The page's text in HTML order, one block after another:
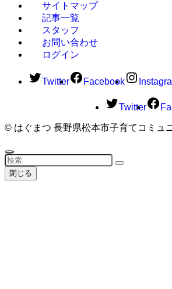
サイトマップ
記事一覧
スタッフ
お問い合わせ
ログイン
Twitter Facebook
Twitter
© はぐまつ 長野県松本市子育てコミュ
閉じる